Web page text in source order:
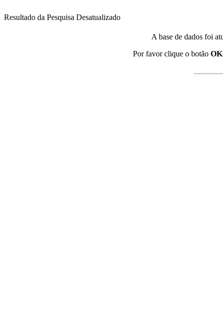
Resultado da Pesquisa Desatualizado
A base de dados foi
Por favor clique o botão OK